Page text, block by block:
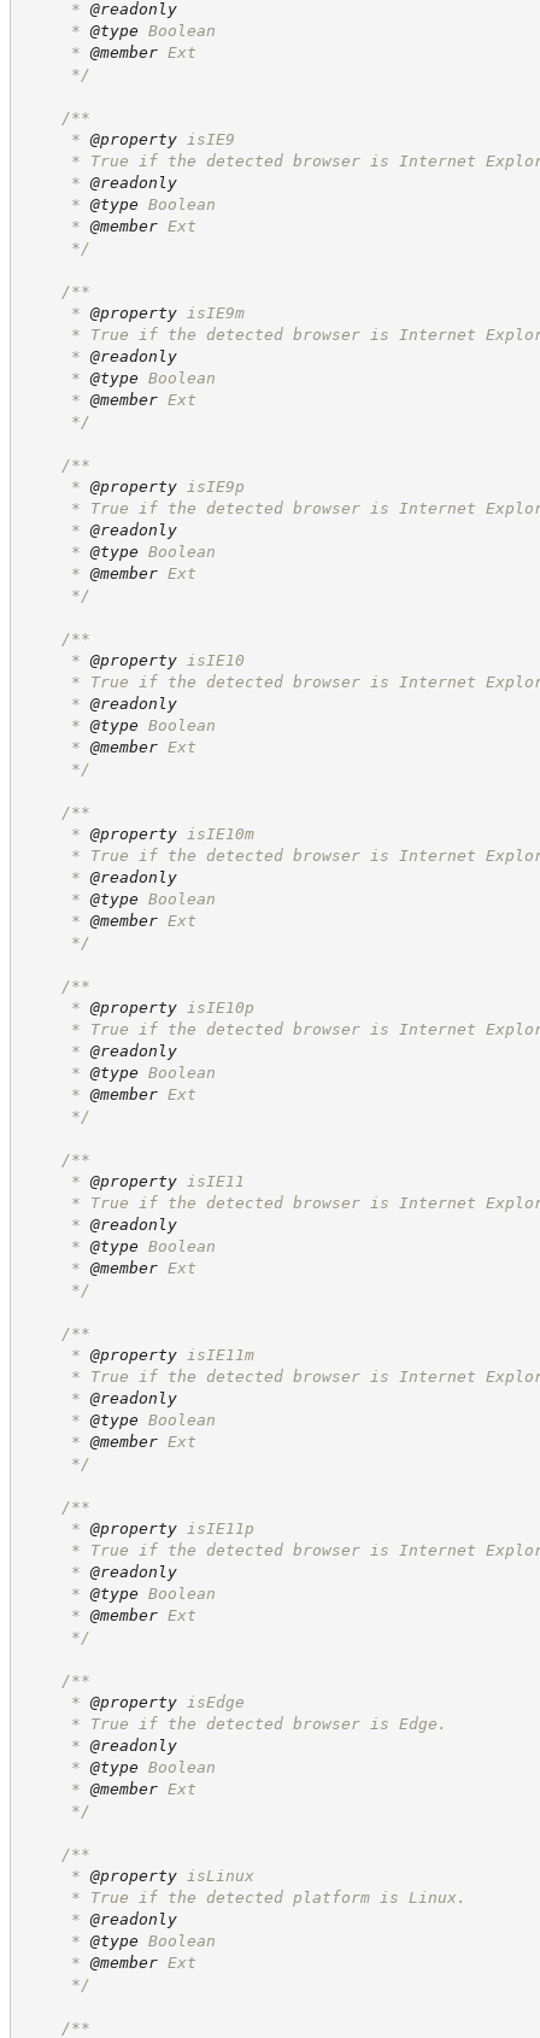
* @readonly
* @type Boolean
* @member Ext
*/
/**
* @property isIE9
* True if the detected browser is Internet
* @readonly
* @type Boolean
* @member Ext
*/
/**
* @property isIE9m
* True if the detected browser is Internet
* @readonly
* @type Boolean
* @member Ext
*/
/**
* @property isIE9p
* True if the detected browser is Internet
* @readonly
* @type Boolean
* @member Ext
*/
/**
* @property isIE10
* True if the detected browser is Internet
* @readonly
* @type Boolean
* @member Ext
*/
/**
* @property isIE10m
* True if the detected browser is Internet
* @readonly
* @type Boolean
* @member Ext
*/
/**
* @property isIE10p
* True if the detected browser is Internet
* @readonly
* @type Boolean
* @member Ext
*/
/**
* @property isIE11
* True if the detected browser is Internet
* @readonly
* @type Boolean
* @member Ext
*/
/**
* @property isIE11m
* True if the detected browser is Internet
* @readonly
* @type Boolean
* @member Ext
*/
/**
* @property isIE11p
* True if the detected browser is Internet
* @readonly
* @type Boolean
* @member Ext
*/
/**
* @property isEdge
* True if the detected browser is Edge.
* @readonly
* @type Boolean
* @member Ext
*/
/**
* @property isLinux
* True if the detected platform is Linux.
* @readonly
* @type Boolean
* @member Ext
*/
/**